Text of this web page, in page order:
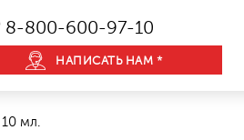
8-800-600-97-10
НАПИСАТЬ НАМ *
мл.